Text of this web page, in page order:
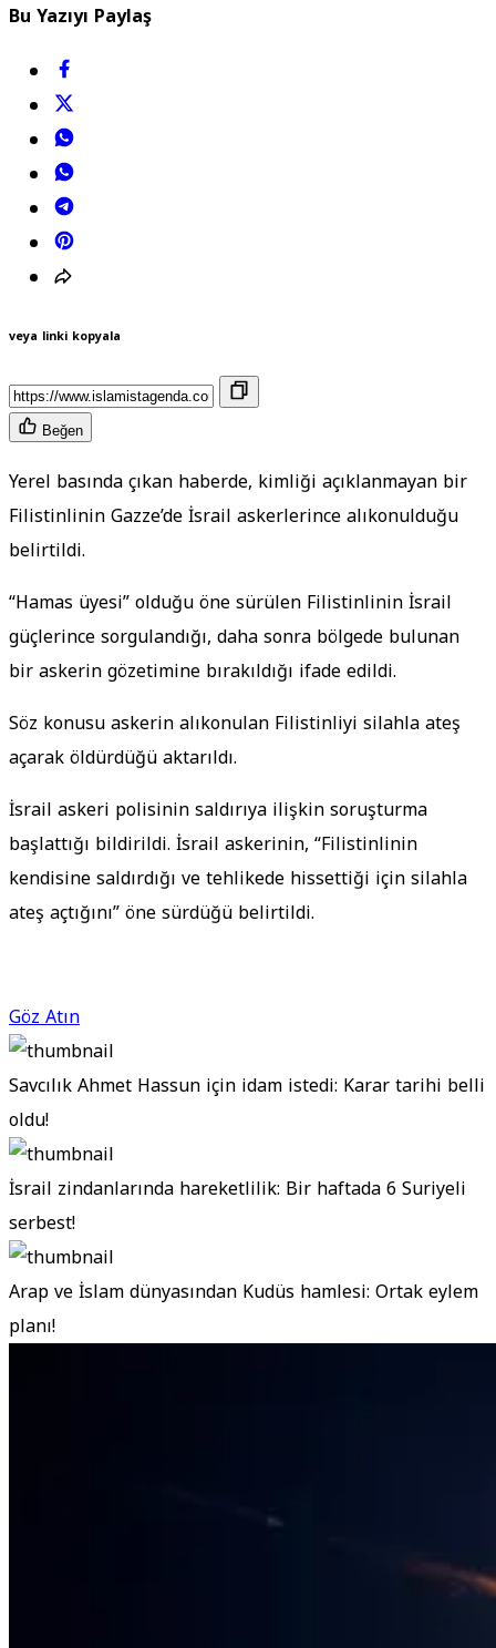
Bu Yazıyı Paylaş
veya linki kopyala
Beğen
Yerel basında çıkan haberde, kimliği açıklanmayan bir
Filistinlinin Gazze’de İsrail askerlerince alıkonulduğu
belirtildi.
“Hamas üyesi” olduğu öne sürülen Filistinlinin İsrail
güçlerince sorgulandığı, daha sonra bölgede bulunan
bir askerin gözetimine bırakıldığı ifade edildi.
Söz konusu askerin alıkonulan Filistinliyi silahla ateş
açarak öldürdüğü aktarıldı.
İsrail askeri polisinin saldırıya ilişkin soruşturma
başlattığı bildirildi. İsrail askerinin, “Filistinlinin
kendisine saldırdığı ve tehlikede hissettiği için silahla
ateş açtığını” öne sürdüğü belirtildi.
Göz Atın
Savcılık Ahmet Hassun için idam istedi: Karar tarihi belli
oldu!
İsrail zindanlarında hareketlilik: Bir haftada 6 Suriyeli
serbest!
Arap ve İslam dünyasından Kudüs hamlesi: Ortak eylem
planı!